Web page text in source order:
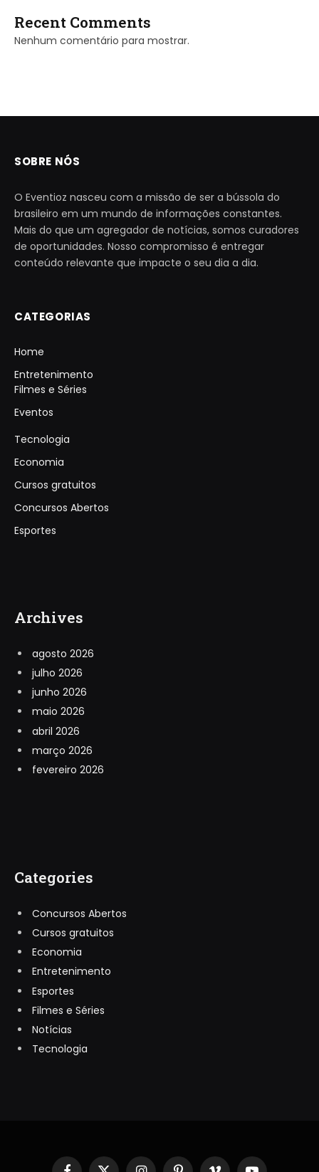
Recent Comments
Nenhum comentário para mostrar.
SOBRE NÓS
O Eventioz nasceu com a missão de ser a bússola do
brasileiro em um mundo de informações constantes.
Mais do que um agregador de notícias, somos curadores
de oportunidades. Nosso compromisso é entregar
conteúdo relevante que impacte o seu dia a dia.
CATEGORIAS
Home
Entretenimento
Filmes e Séries
Eventos
Tecnologia
Economia
Cursos gratuitos
Concursos Abertos
Esportes
Archives
agosto 2026
julho 2026
junho 2026
maio 2026
abril 2026
março 2026
fevereiro 2026
Categories
Concursos Abertos
Cursos gratuitos
Economia
Entretenimento
Esportes
Filmes e Séries
Notícias
Tecnologia